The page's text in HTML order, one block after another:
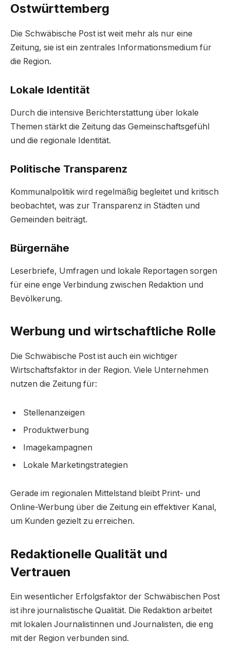
Ostwürttemberg
Die Schwäbische Post ist weit mehr als nur eine
Zeitung, sie ist ein zentrales Informationsmedium für
die Region.
Lokale Identität
Durch die intensive Berichterstattung über lokale
Themen stärkt die Zeitung das Gemeinschaftsgefühl
und die regionale Identität.
Politische Transparenz
Kommunalpolitik wird regelmäßig begleitet und kritisch
beobachtet, was zur Transparenz in Städten und
Gemeinden beiträgt.
Bürgernähe
Leserbriefe, Umfragen und lokale Reportagen sorgen
für eine enge Verbindung zwischen Redaktion und
Bevölkerung.
Werbung und wirtschaftliche Rolle
Die Schwäbische Post ist auch ein wichtiger
Wirtschaftsfaktor in der Region. Viele Unternehmen
nutzen die Zeitung für:
Stellenanzeigen
Produktwerbung
Imagekampagnen
Lokale Marketingstrategien
Gerade im regionalen Mittelstand bleibt Print- und
Online-Werbung über die Zeitung ein effektiver Kanal,
um Kunden gezielt zu erreichen.
Redaktionelle Qualität und
Vertrauen
Ein wesentlicher Erfolgsfaktor der Schwäbischen Post
ist ihre journalistische Qualität. Die Redaktion arbeitet
mit lokalen Journalistinnen und Journalisten, die eng
mit der Region verbunden sind.